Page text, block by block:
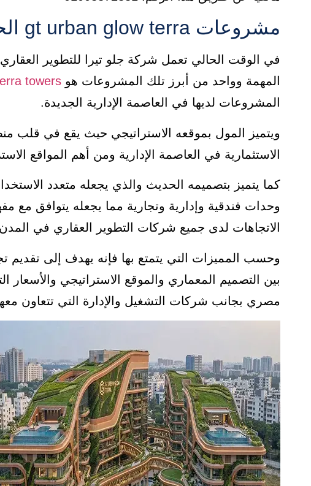
مشروعات gt urban glow terra الحالية
في الوقت الحالي تعمل شركة جلو تيرا للتطوير
المهمة وواحد من أبرز تلك المشروعات هو towers
المشروعات لديها في العاصمة الإدارية الجديدة.
ويتميز المول بموقعه الاستراتيجي حيث يقع في قلب
الاستثمارية في العاصمة الإدارية ومن أهم المواقع
كما يتميز بتصميمه الحديث والذي يجعله متعدد
الاتجاهات لدى جميع شركات التطوير العقاري في المدن
وحسب المميزات التي يتمتع بها فإنه يهدف إلى تقديم
مصري بجانب شركات التشغيل والإدارة التي تتعاون